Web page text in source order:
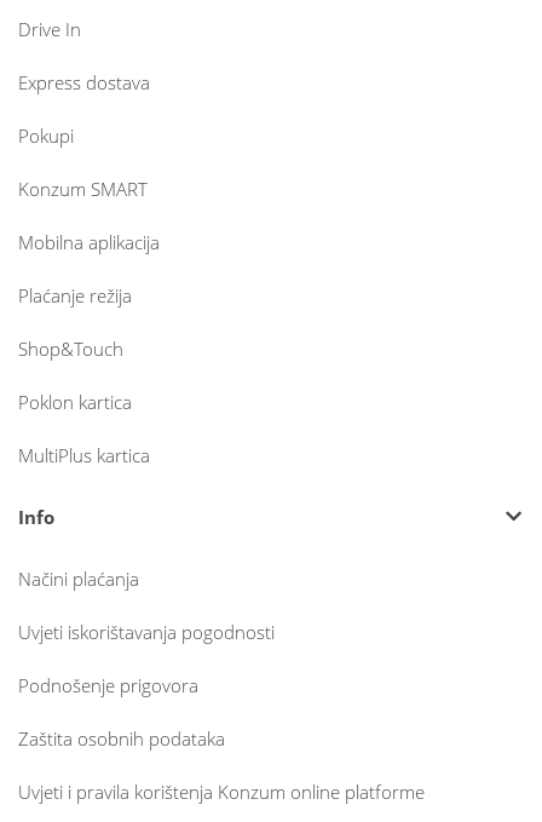
Drive In
Express dostava
Pokupi
Konzum SMART
Mobilna aplikacija
Plaćanje režija
Shop&Touch
Poklon kartica
MultiPlus kartica
Info
Načini plaćanja
Uvjeti iskorištavanja pogodnosti
Podnošenje prigovora
Zaštita osobnih podataka
Uvjeti i pravila korištenja Konzum online platforme